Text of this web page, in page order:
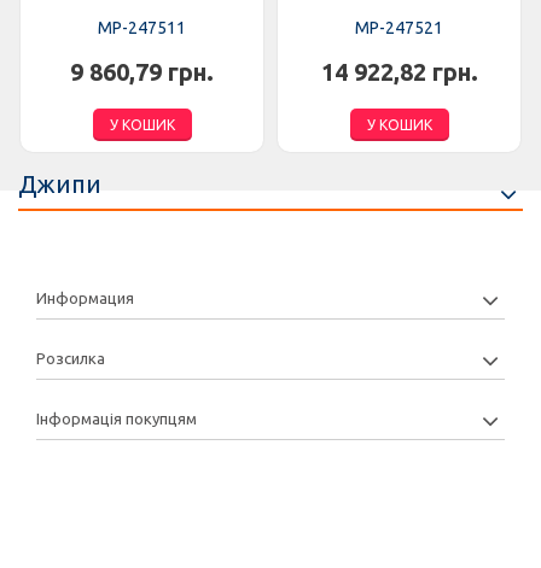
MP-247511
9 860,79 грн.
У КОШИК
MP-247521
14 922,82 грн.
У КОШИК
Джипи
Информация
Розсилка
Інформація покупцям